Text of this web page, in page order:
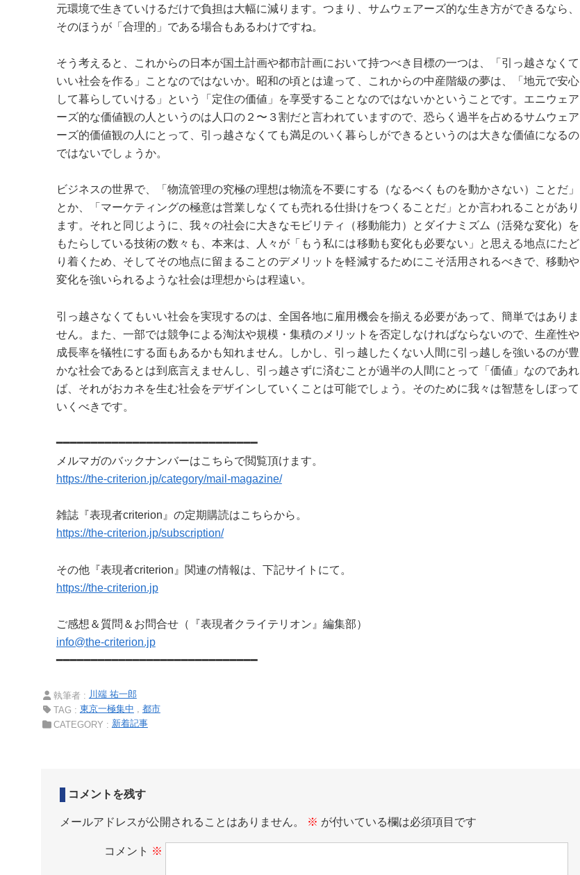
元環境で生きていけるだけで負担は大幅に減ります。つまり、サムウェアーズ的な生き方ができるなら、
そのほうが「合理的」である場合もあるわけですね。
そう考えると、これからの日本が国土計画や都市計画において持つべき目標の一つは、「引っ越さなくて
いい社会を作る」ことなのではないか。昭和の頃とは違って、これからの中産階級の夢は、「地元で安心
して暮らしていける」という「定住の価値」を享受することなのではないかということです。エニウェア
ーズ的な価値観の人というのは人口の２〜３割だと言われていますので、恐らく過半を占めるサムウェア
ーズ的価値観の人にとって、引っ越さなくても満足のいく暮らしができるというのは大きな価値になるの
ではないでしょうか。
ビジネスの世界で、「物流管理の究極の理想は物流を不要にする（なるべくものを動かさない）ことだ」
とか、「マーケティングの極意は営業しなくても売れる仕掛けをつくることだ」とか言われることがあり
ます。それと同じように、我々の社会に大きなモビリティ（移動能力）とダイナミズム（活発な変化）を
もたらしている技術の数々も、本来は、人々が「もう私には移動も変化も必要ない」と思える地点にたど
り着くため、そしてその地点に留まることのデメリットを軽減するためにこそ活用されるべきで、移動や
変化を強いられるような社会は理想からは程遠い。
引っ越さなくてもいい社会を実現するのは、全国各地に雇用機会を揃える必要があって、簡単ではありま
せん。また、一部では競争による淘汰や規模・集積のメリットを否定しなければならないので、生産性や
成長率を犠牲にする面もあるかも知れません。しかし、引っ越したくない人間に引っ越しを強いるのが豊
かな社会であるとは到底言えませんし、引っ越さずに済むことが過半の人間にとって「価値」なのであれ
ば、それがおカネを生む社会をデザインしていくことは可能でしょう。そのために我々は智慧をしぼって
いくべきです。
━━━━━━━━━━━━━━━━━━━━━━━━━━━━━
メルマガのバックナンバーはこちらで閲覧頂けます。
https://the-criterion.jp/category/mail-magazine/
雑誌『表現者criterion』の定期購読はこちらから。
https://the-criterion.jp/subscription/
その他『表現者criterion』関連の情報は、下記サイトにて。
https://the-criterion.jp
ご感想＆質問＆お問合せ（『表現者クライテリオン』編集部）
info@the-criterion.jp
━━━━━━━━━━━━━━━━━━━━━━━━━━━━━
執筆者 : 川端 祐一郎
TAG : 東京一極集中
都市
CATEGORY : 新着記事
コメントを残す
メールアドレスが公開されることはありません。 ※ が付いている欄は必須項目です
コメント ※